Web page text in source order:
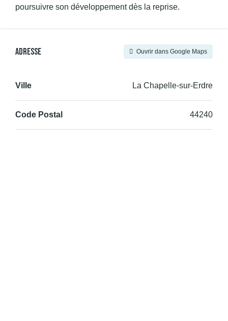
poursuivre son développement dès la reprise.
Adresse Ouvrir dans Google Maps
Ville La Chapelle-sur-Erdre
Code Postal 44240